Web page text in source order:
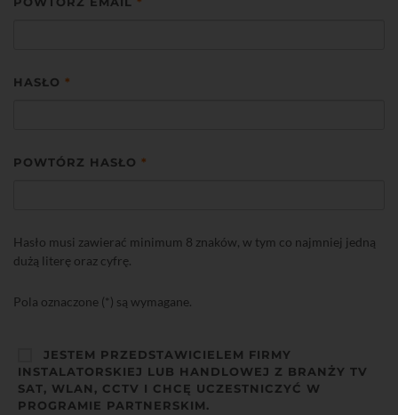
HASŁO *
POWTÓRZ HASŁO *
Hasło musi zawierać minimum 8 znaków, w tym co najmniej jedną
dużą literę oraz cyfrę.
Pola oznaczone (*) są wymagane.
JESTEM PRZEDSTAWICIELEM FIRMY
INSTALATORSKIEJ LUB HANDLOWEJ Z BRANŻY TV
SAT, WLAN, CCTV I CHCĘ UCZESTNICZYĆ W
PROGRAMIE PARTNERSKIM.